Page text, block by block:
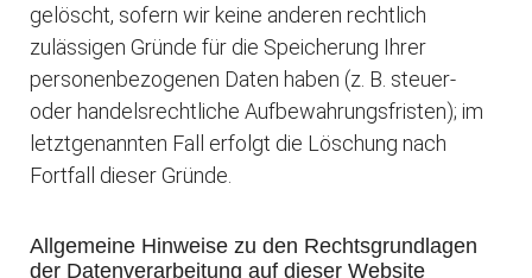
gelöscht, sofern wir keine anderen rechtlich
zulässigen Gründe für die Speicherung Ihrer
personenbezogenen Daten haben (z. B. steuer-
oder handelsrechtliche Aufbewahrungsfristen); im
letztgenannten Fall erfolgt die Löschung nach
Fortfall dieser Gründe.
Allgemeine Hinweise zu den Rechtsgrundlagen
der Datenverarbeitung auf dieser Website